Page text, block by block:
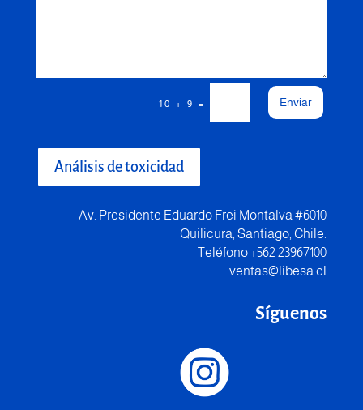
10 + 9 = Enviar
Análisis de toxicidad
Av. Presidente Eduardo Frei Montalva #6010
Quilicura, Santiago, Chile.
Teléfono +562 23967100
ventas@libesa.cl
Síguenos